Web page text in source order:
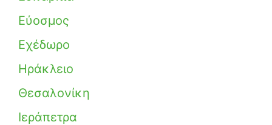
Εύοσμος
Εχέδωρο
Ηράκλειο
Θεσαλονίκη
Ιεράπετρα